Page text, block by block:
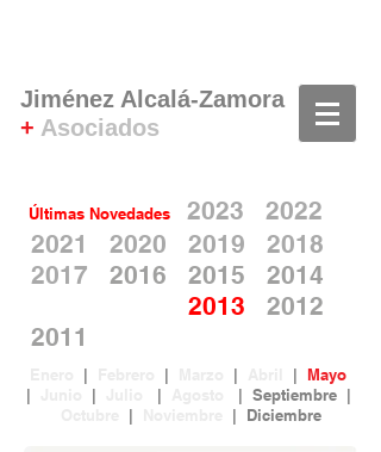
Jiménez Alcalá-Zamora
+ Asociados
Últimas Novedades 2023 2022
2021
2020 2019
2018
2017
2016 2015
2014
2013
2012
2011
| | | | Mayo
|
| | | Septiembre |
| | Diciembre